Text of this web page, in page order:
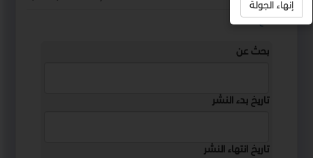
استمع
بحث عن
تاريخ بدء النشر
تاريخ انتهاء النشر
إنهاء الجولة